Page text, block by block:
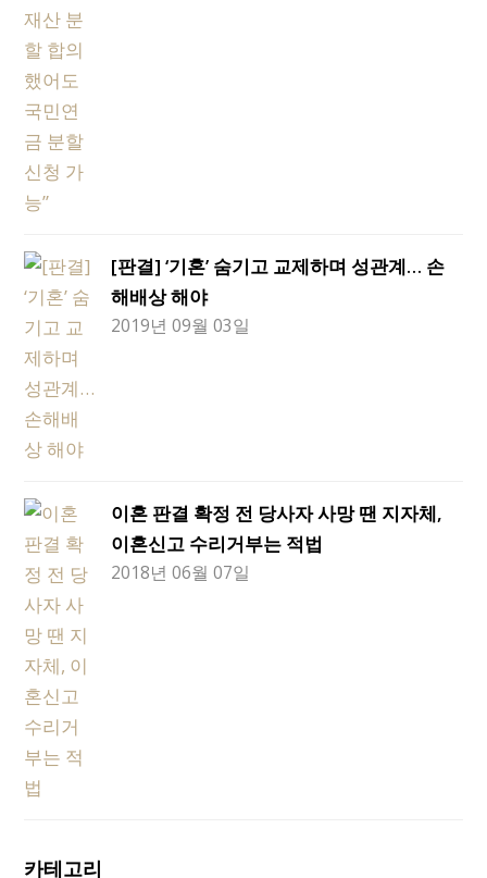
[판결] ‘기혼’ 숨기고 교제하며 성관계… 손
해배상 해야
2019년 09월 03일
이혼 판결 확정 전 당사자 사망 땐 지자체,
이혼신고 수리거부는 적법
2018년 06월 07일
카테고리